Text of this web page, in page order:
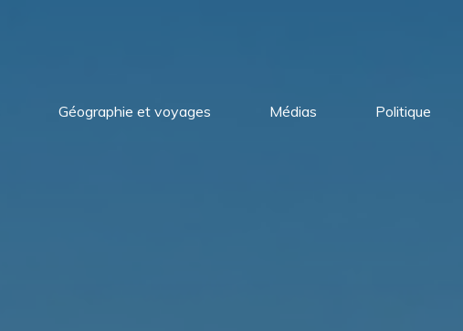
Géographie et voyages Médias Politique